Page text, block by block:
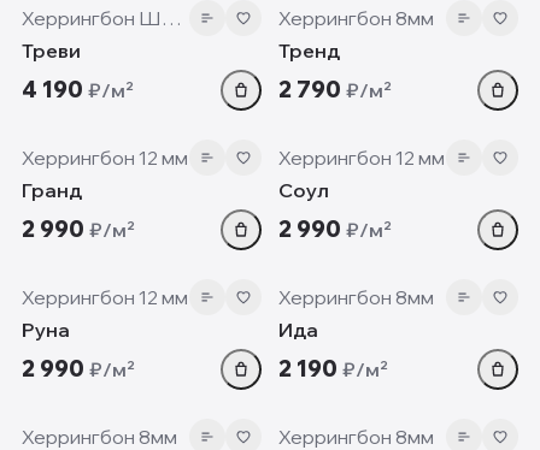
Херрингбон Шеврон
Треви
4 190 ₽/м²
Херрингбон 8мм
Тренд
2 790 ₽/м²
12 мм
Херрингбон 12 мм
Гранд
2 990 ₽/м²
12 мм
Херрингбон 12 мм
Соул
2 990 ₽/м²
12 мм
Херрингбон 12 мм
Руна
2 990 ₽/м²
8 мм
Херрингбон 8мм
Ида
2 190 ₽/м²
8 мм
Херрингбон 8мм
8 мм
Херрингбон 8мм